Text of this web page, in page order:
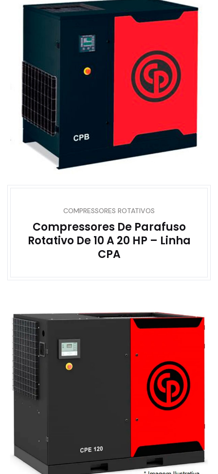
COMPRESSORES ROTATIVOS
Compressores De Parafuso
Rotativo De 10 A 20 HP – Linha
CPA